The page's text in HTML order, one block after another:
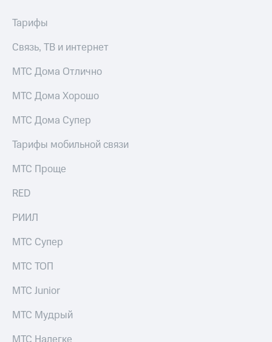
Тарифы
Связь, ТВ и интернет
МТС Дома Отлично
МТС Дома Хорошо
МТС Дома Супер
Тарифы мобильной связи
МТС Проще
RED
РИИЛ
МТС Супер
МТС ТОП
МТС Junior
МТС Мудрый